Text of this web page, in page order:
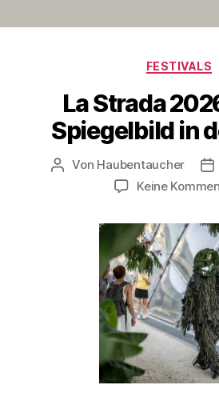
FESTIVALS
La Strada
Spiegelbild in
Beitragsautor
Von Haubentaucher
Keine